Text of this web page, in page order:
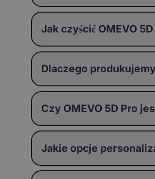
Jak czyścić OMEVO
Dlaczego
Czy OMEVO 5D Pro
Jakie opcje